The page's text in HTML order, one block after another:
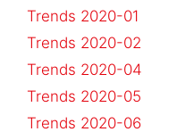
Trends 2020-01
Trends 2020-02
Trends 2020-04
Trends 2020-05
Trends 2020-06